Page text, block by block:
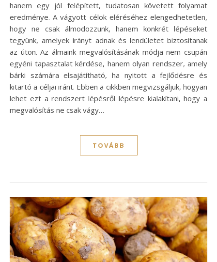
hanem egy jól felépített, tudatosan követett folyamat
eredménye. A vágyott célok eléréséhez elengedhetetlen,
hogy ne csak álmodozzunk, hanem konkrét lépéseket
tegyünk, amelyek irányt adnak és lendületet biztosítanak
az úton. Az álmaink megvalósításának módja nem csupán
egyéni tapasztalat kérdése, hanem olyan rendszer, amely
bárki számára elsajátítható, ha nyitott a fejlődésre és
kitartó a céljai iránt. Ebben a cikkben megvizsgáljuk, hogyan
lehet ezt a rendszert lépésről lépésre kialakítani, hogy a
megvalósítás ne csak vágy…
TOVÁBB